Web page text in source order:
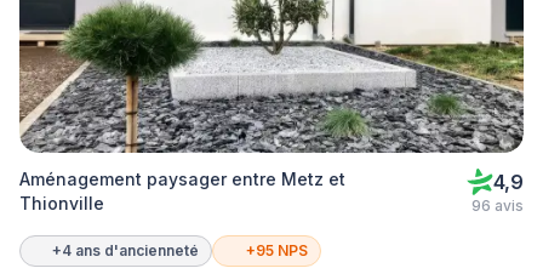
Aménagement paysager entre Metz et
Thionville
4,9
96 avis
+4 ans d'ancienneté +95 NPS